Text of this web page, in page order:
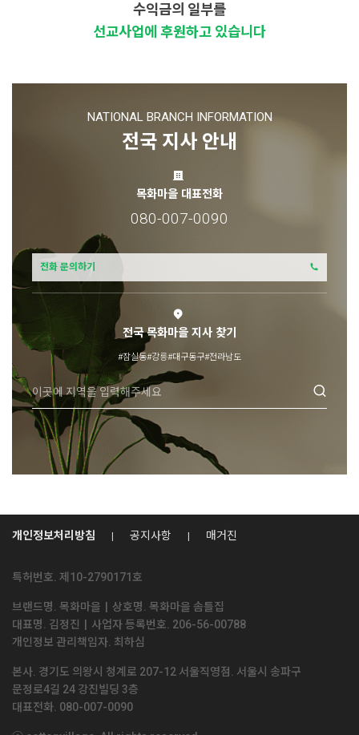
수익금의 일부를
선교사업에 후원하고 있습니다
NATIONAL BRANCH INFORMATION
전국 지사 안내
목화마을 대표전화
080-007-0090
전화 문의하기
전국 목화마을 지사 찾기
#잠실동#강릉#대구동구#전라남도
개인정보처리방침 공지사항 매거진
특허번호. 제10-2790171호
브랜드명. 목화마을
상호명. 목화마을 솜틀집
대표명. 김정진
사업자 등록번호. 206-56-00788
개인정보 관리책임자. 최하심
본사. 경기도 의왕시 청계로 207-12 서울직영점. 서울시 송파구
문정로4길 24 강진빌딩 3층
대표전화. 080-007-0090
전화상담